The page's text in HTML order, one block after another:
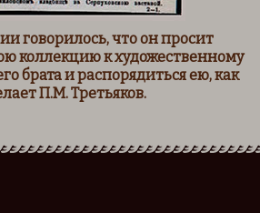
говорилось, что он просит
коллекцию к художественному
брата и распорядиться ею, как
П.М. Третьяков.